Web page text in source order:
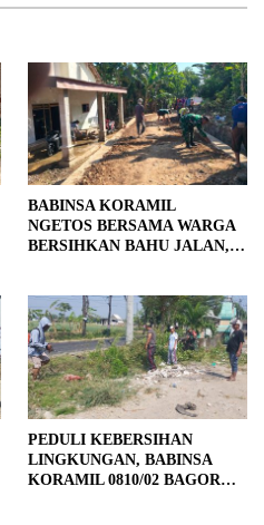
BABINSA KORAMIL
NGETOS BERSAMA WARGA
BERSIHKAN BAHU JALAN,
PEDULI KEBERSIHAN
LINGKUNGAN, BABINSA
KORAMIL 0810/02 BAGOR